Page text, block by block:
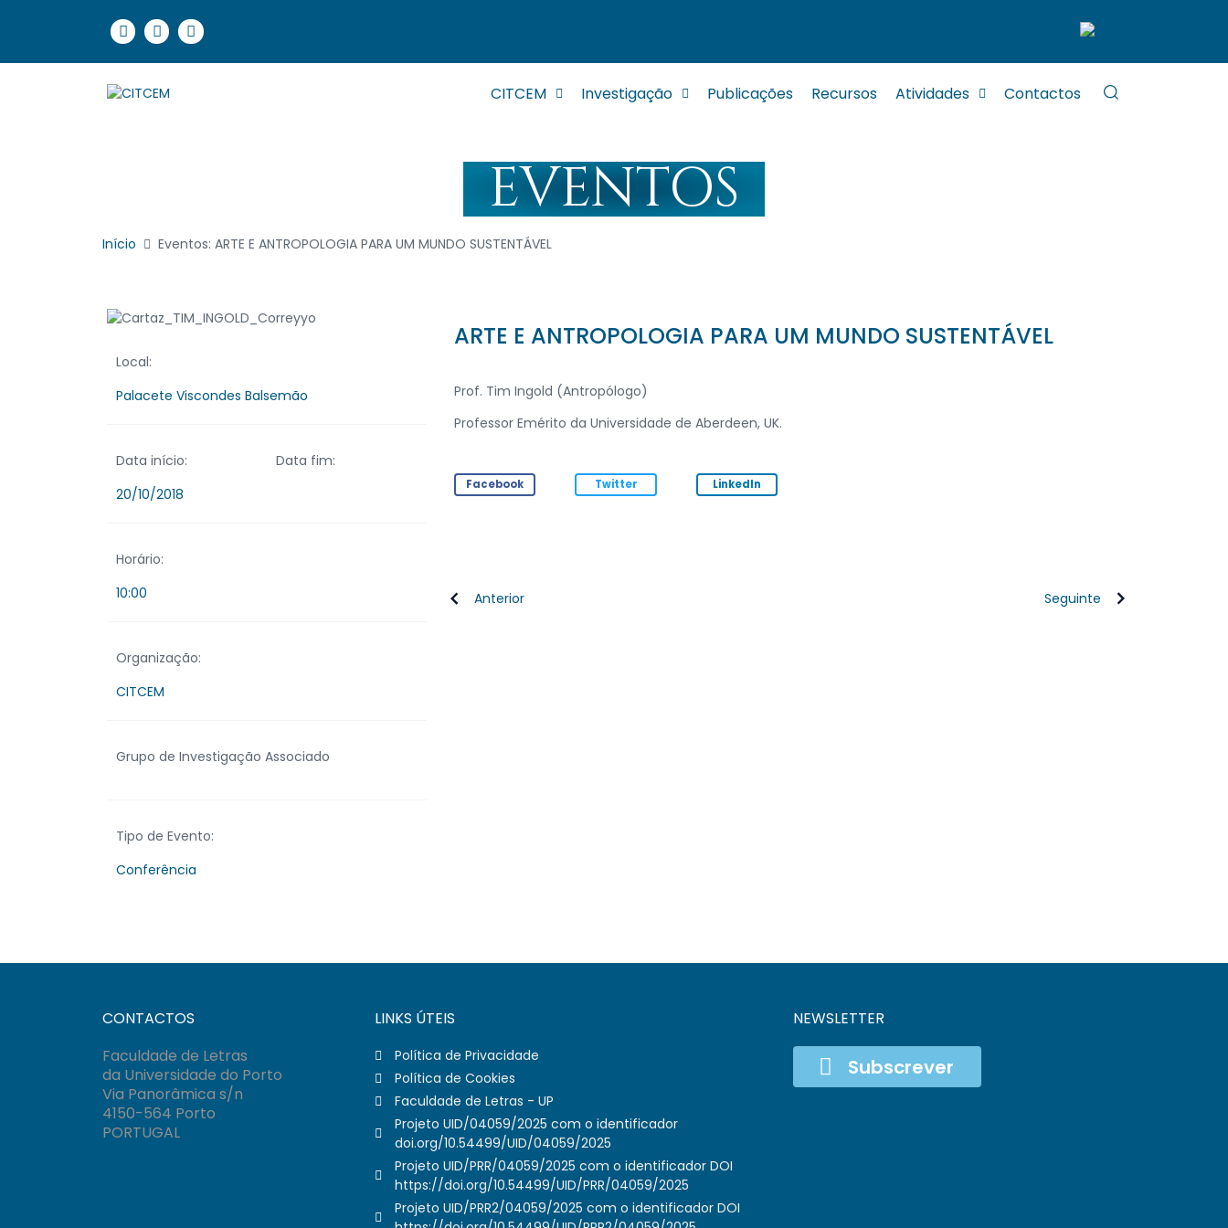
CITCEM Investigação Publicações Recursos Atividades Contactos
EVENTOS
Início Eventos: ARTE E ANTROPOLOGIA PARA UM MUNDO SUSTENTÁVEL
Local:
Palacete Viscondes Balsemão
Data início:
20/10/2018
Data fim:
Horário:
10:00
Organização:
CITCEM
Grupo de Investigação Associado
Tipo de Evento:
Conferência
ARTE E ANTROPOLOGIA PARA UM MUNDO SUSTENTÁVEL
Prof. Tim Ingold (Antropólogo)
Professor Emérito da Universidade de Aberdeen, UK.
Facebook Twitter LinkedIn
Anterior Seguinte
CONTACTOS
Faculdade de Letras
da Universidade do Porto
Via Panorâmica s/n
4150-564 Porto
PORTUGAL
LINKS ÚTEIS
Política de Privacidade
Política de Cookies
Faculdade de Letras - UP
Projeto UID/04059/2025 com o identificador
doi.org/10.54499/UID/04059/2025
Projeto UID/PRR/04059/2025 com o identificador DOI
https://doi.org/10.54499/UID/PRR/04059/2025
Projeto UID/PRR2/04059/2025 com o identificador DOI
NEWSLETTER
Subscrever